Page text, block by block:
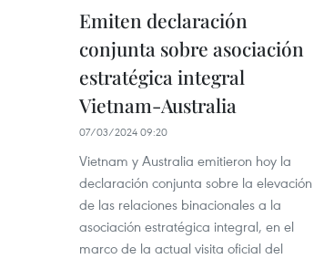
Emiten declaración
conjunta sobre asociación
estratégica integral
Vietnam-Australia
07/03/2024 09:20
Vietnam y Australia emitieron hoy la
declaración conjunta sobre la elevación
de las relaciones binacionales a la
asociación estratégica integral, en el
marco de la actual visita oficial del